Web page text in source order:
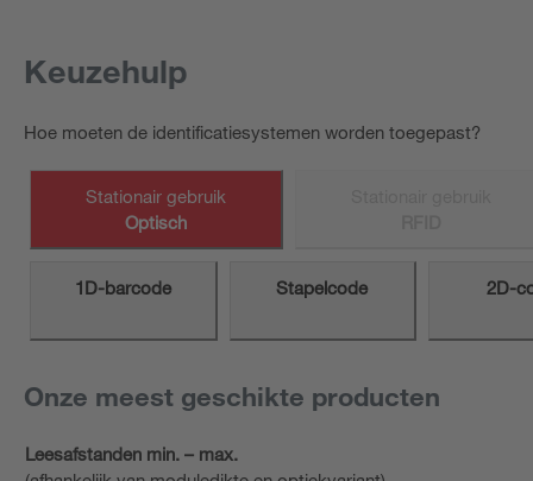
Keuzehulp
Hoe moeten de identificatiesystemen worden toegepast?
Stationair gebruik
Optisch
1D-barcode Stapelcode 2D-
Onze meest geschikte producten
Leesafstanden min. – max.